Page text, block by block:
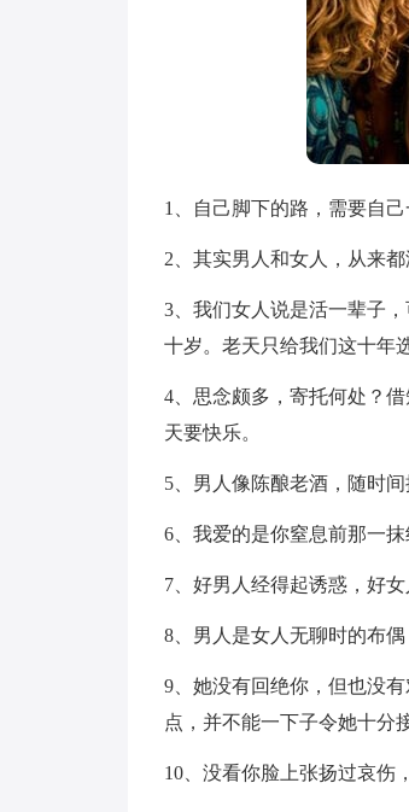
1、自己脚下的路，需要自
2、其实男人和女人，从来
3、我们女人说是活一辈子
十岁。老天只给我们这十年
4、思念颇多，寄托何处？
天要快乐。
5、男人像陈酿老酒，随时
6、我爱的是你窒息前那一
7、好男人经得起诱惑，好女
8、男人是女人无聊时的布
9、她没有回绝你，但也没
点，并不能一下子令她十分
10、没看你脸上张扬过哀伤